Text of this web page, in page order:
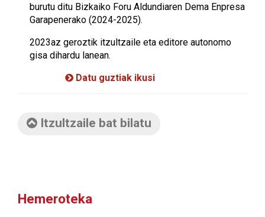
burutu ditu Bizkaiko Foru Aldundiaren Dema Enpresa
Garapenerako (2024-2025).
2023az geroztik itzultzaile eta editore autonomo
gisa dihardu lanean.
Datu guztiak ikusi
Itzultzaile bat bilatu
Hemeroteka